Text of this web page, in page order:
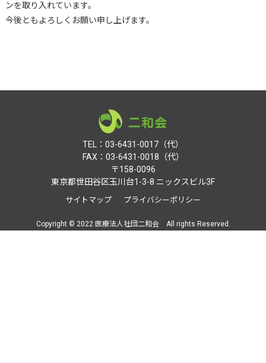
ンを取り入れています。
今後ともよろしくお願い申し上げます。
TEL：03-6431-0017（代）
FAX：03-6431-0018（代）
〒158-0096
東京都世田谷区玉川台1-3-8 ニックスビル3F
サイトマップ プライバシーポリシー
Copyright © 2022 医療法人社団二和会 All rights Reserved.